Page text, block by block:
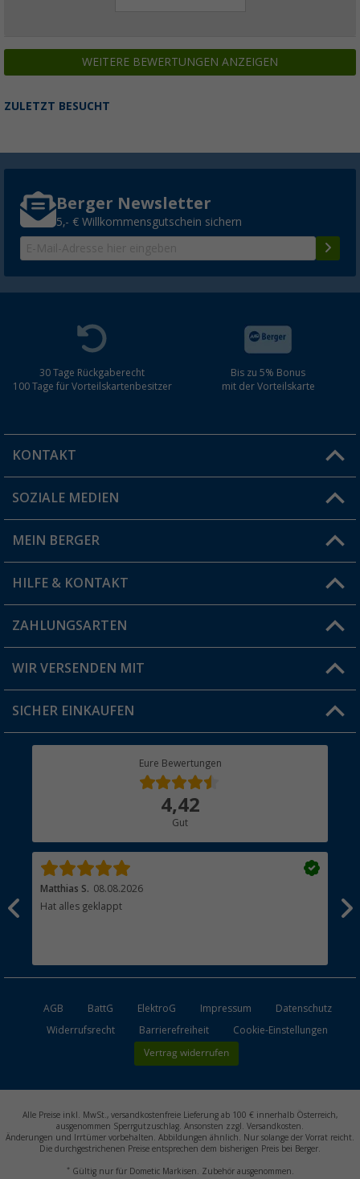
WEITERE BEWERTUNGEN ANZEIGEN
ZULETZT BESUCHT
Berger Newsletter
5,- € Willkommensgutschein sichern
30 Tage Rückgaberecht
100 Tage für Vorteilskartenbesitzer
Bis zu 5% Bonus
mit der Vorteilskarte
KONTAKT
Du hast eine Frage?
Filiale finden
SOZIALE MEDIEN
MEIN BERGER
Vorteilskarte
Blog
Jobs & Karriere
HILFE & KONTAKT
FAQ & Kontakt
Versandinformationen
Rücksendung
ZAHLUNGSARTEN
WIR VERSENDEN MIT
SICHER EINKAUFEN
Eure Bewertungen
4,42
Gut
Matthias S. 08.08.2026
Hat alles geklappt
AGB BattG ElektroG Impressum
Datenschutz
Widerrufsrecht
Barrierefreiheit Cookie-Einstellungen
Vertrag widerrufen
Alle Preise inkl. MwSt., versandkostenfreie Lieferung ab 100 € innerhalb Österreich,
ausgenommen Sperrgutzuschlag. Ansonsten zzgl. Versandkosten.
Änderungen und Irrtümer vorbehalten. Abbildungen ähnlich. Nur solange der Vorrat reicht.
Die durchgestrichenen Preise entsprechen dem bisherigen Preis bei Berger.
*Gültig nur für Dometic Markisen. Zubehör ausgenommen.